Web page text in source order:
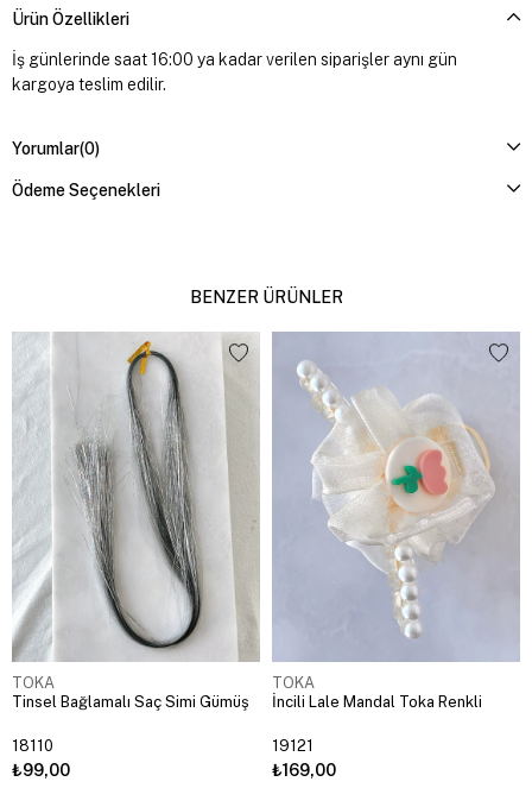
Ürün Özellikleri
İş günlerinde saat 16:00 ya kadar verilen siparişler aynı gün
kargoya teslim edilir.
Yorumlar(0)
Ödeme Seçenekleri
BENZER ÜRÜNLER
TOKA
Tinsel Bağlamalı Saç Simi Gümüş
18110
₺99,00
TOKA
İncili Lale Mandal Toka Renkli
19121
₺169,00